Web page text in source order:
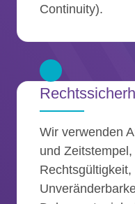
Continuity).
Wir verwenden
und